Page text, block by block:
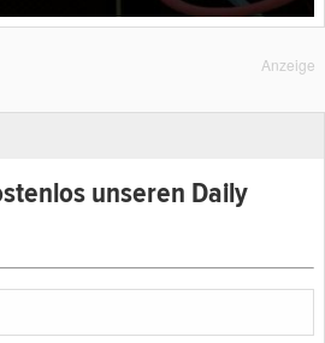
Anzeige
unseren Daily